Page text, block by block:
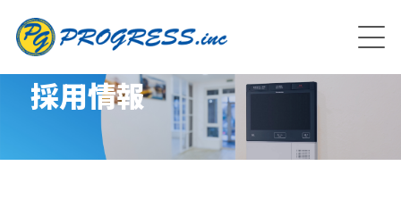
採用情報